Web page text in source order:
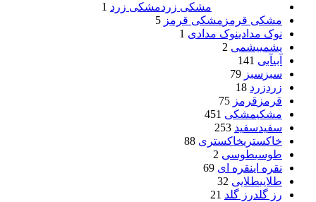
مشکی زردمشکی زرد 1
مشکی قرمز مشکی قرمز 5
نوک مدادینوک مدادی 1
یشمییشمی 2
آبیآبی 141
سبز سبز 79
زردزرد 18
قرمز قرمز 75
مشکیمشکی 451
سفیدسفید 253
خاکستریخاکستری 88
طوسیطوسی 2
نقره اینقره ای 69
طلاییطلایی 32
رز گلدرز گلد 21